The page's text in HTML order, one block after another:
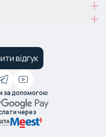
відгук
за допомогою
через